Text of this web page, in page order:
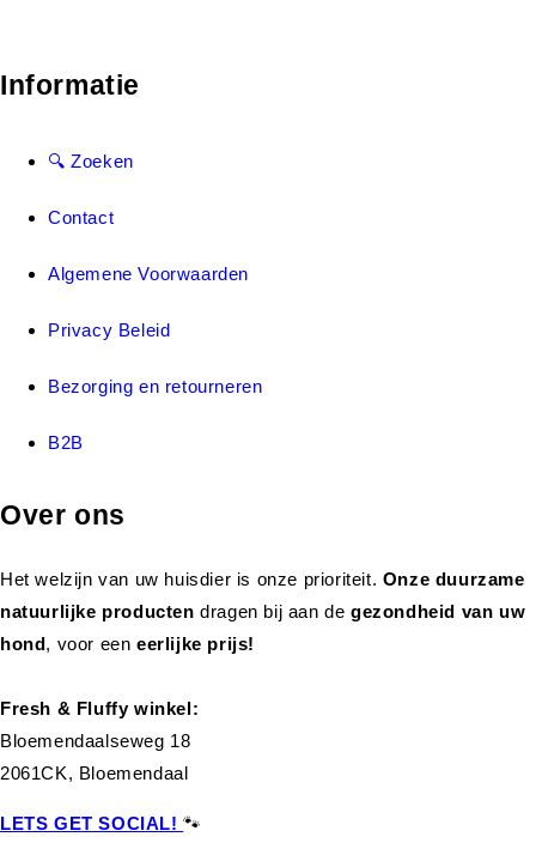
Informatie
🔍 Zoeken
Contact
Algemene Voorwaarden
Privacy Beleid
Bezorging en retourneren
B2B
Over ons
Het welzijn van uw huisdier is onze prioriteit. Onze duurzame
natuurlijke productendragen bij aan de gezondheid van uw
hond, voor eeneerlijke prijs!
Fresh & Fluffy winkel:
Bloemendaalseweg 18
2061CK, Bloemendaal
LETS GET SOCIAL!🐾